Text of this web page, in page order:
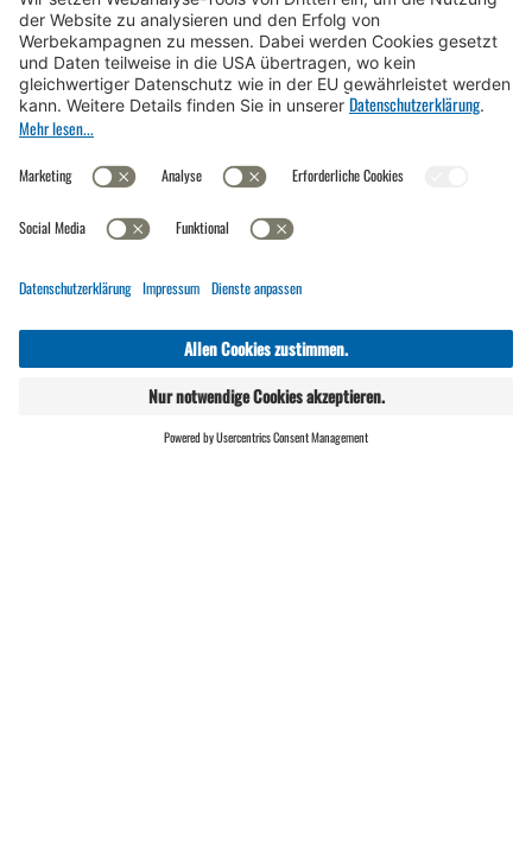
SHOP
WEITERE
INFORMATIONEN